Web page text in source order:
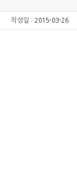
작성일 : 2015-03-26